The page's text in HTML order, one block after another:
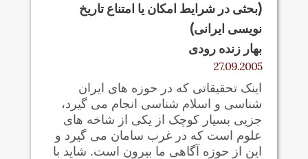
(بحثی در شرایط امکان یا امتناع تاریخ
نویسی ایرانی)
بهار زنده رودی
27.09.2005
اینک تحقیقاتی که در حوزه های ایران
شناسی و اسلام شناسی انجام می گیرد،
جزیی بسیار کوچک از یکی از شاخه های
علوم است که در غرب سامان می گیرد و
این از حوزه آگاهی ما بیرون است. شاید با